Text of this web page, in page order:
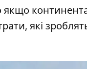
якщо
які